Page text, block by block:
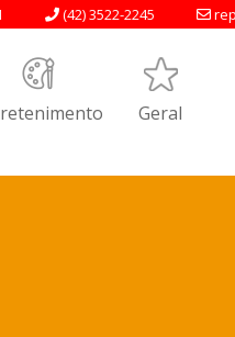
(42) 3522-2245
Geral